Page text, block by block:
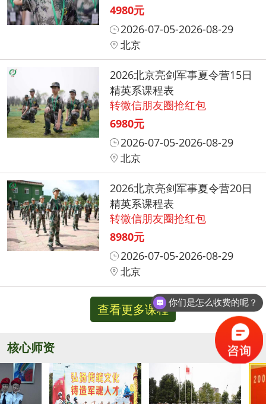
4980元
2026-07-05-2026-08-29
北京
2026北京亮剑军事夏令营15日
精英系课程表
转微信朋友圈抢红包
6980元
2026-07-05-2026-08-29
北京
2026北京亮剑军事夏令营20日
精英系课程表
转微信朋友圈抢红包
8980元
2026-07-05-2026-08-29
北京
查看更多课程
核心师资 更多
你们是怎么收费的呢？